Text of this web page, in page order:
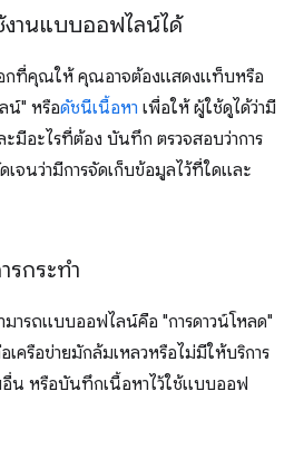
งานแบบออฟไลน์ได้
อกที่คุณให้ คุณอาจต้องแสดงแท็บหรือ
น์" หรือดัชนีเนื้อหา เพื่อให้ ผู้ใช้ดูได้ว่ามี
มีอะไรที่ต้อง บันทึก ตรวจสอบว่าการ
เจนว่ามีการจัดเก็บข้อมูลไว้ที่ใดและ
รกระทำ
มารถแบบออฟไลน์คือ "การดาวน์โหลด"
เครือข่ายมักล้มเหลวหรือไม่มีให้บริการ
น หรือบันทึกเนื้อหาไว้ใช้แบบออฟ